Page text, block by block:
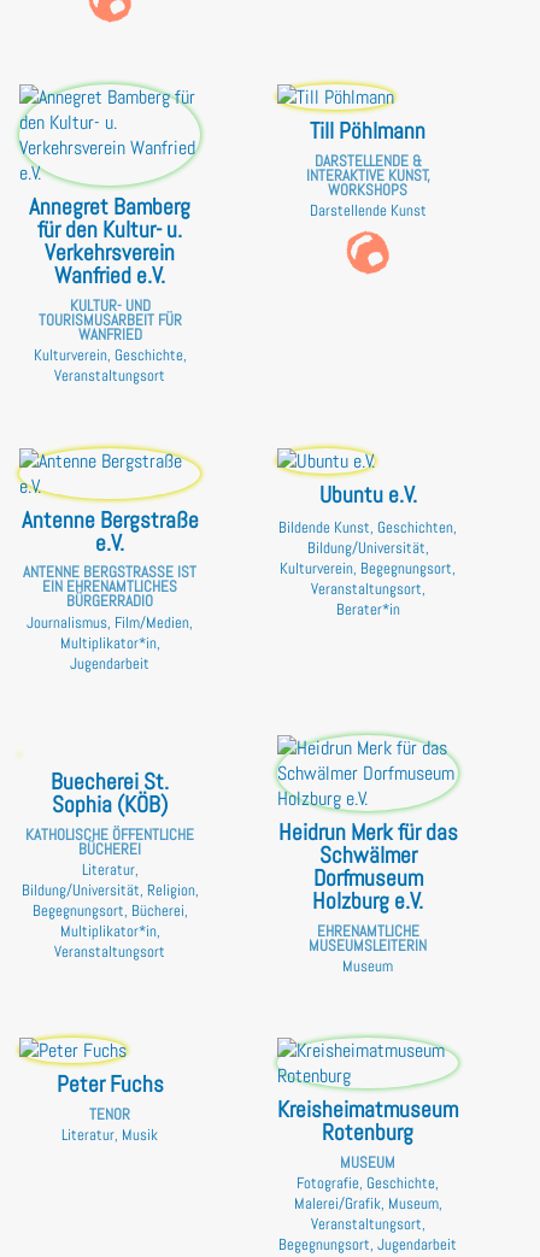
Annegret Bamberg
für den Kultur- u.
Verkehrsverein
Wanfried e.V.
KULTUR- UND
TOURISMUSARBEIT FÜR
WANFRIED
Kulturverein, Geschichte,
Veranstaltungsort
Till Pöhlmann
DARSTELLENDE &
INTERAKTIVE KUNST,
WORKSHOPS
Darstellende Kunst
Antenne Bergstraße
e.V.
ANTENNE BERGSTRASSE IST E
IN EHRENAMTLICHES B
ÜRGERRADIO
Journalismus, Film/Medien,
Multiplikator*in,
Jugendarbeit
Ubuntu e.V.
Bildende Kunst, Geschichten,
Bildung/Universität,
Kulturverein, Begegnungsort,
Veranstaltungsort,
Berater*in
Buecherei St.
Sophia (KÖB)
KATHOLISCHE ÖFFENTLICHE
BÜCHEREI
Literatur,
Bildung/Universität, Religion,
Begegnungsort, Bücherei,
Multiplikator*in,
Veranstaltungsort
Heidrun Merk für das
Schwälmer
Dorfmuseum
Holzburg e.V.
EHRENAMTLICHE
MUSEUMSLEITERIN
Museum
Peter Fuchs
TENOR
Literatur, Musik
Kreisheimatmuseum
Rotenburg
MUSEUM
Fotografie, Geschichte,
Malerei/Grafik, Museum,
Veranstaltungsort,
Begegnungsort, Jugendarbeit